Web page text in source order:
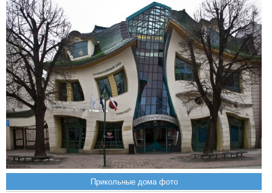
Прикольные дома фото